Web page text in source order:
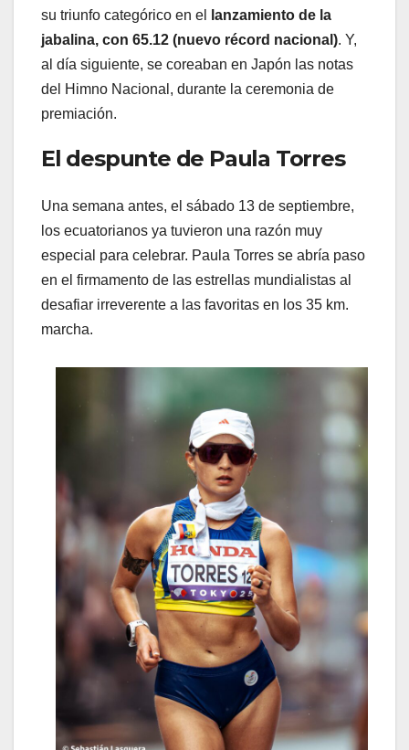
su triunfo categórico en el
lanzamiento de la
jabalina, con 65.12 (nuevo récord nacional). Y,
al día siguiente, se coreaban en Japón las notas
del Himno Nacional, durante la ceremonia de
premiación.
El despunte de Paula Torres
Una semana antes, el sábado 13 de septiembre,
los ecuatorianos ya tuvieron una razón muy
especial para celebrar. Paula Torres se abría paso
en el firmamento de las estrellas mundialistas al
desafiar irreverente a las favoritas en los 35 km.
marcha.